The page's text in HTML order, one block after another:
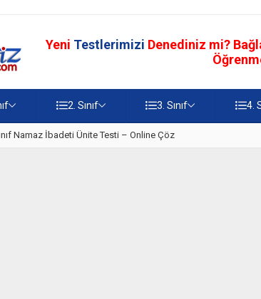
Yeni Testlerimizi Denediniz mi?
2. Sınıf 3. Sınıf 4.
Namaz İbadeti Ünite Testi – Online Çöz